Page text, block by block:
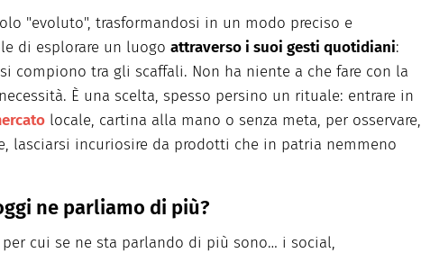
"evoluto", trasformandosi in un modo preciso e
di esplorare un luogo attraverso i suoi gesti quotidiani:
compiono tra gli scaffali. Non ha niente a che fare con la
È una scelta, spesso persino un rituale: entrare in
locale, cartina alla mano o senza meta, per osservare,
lasciarsi incuriosire da prodotti che in patria nemmeno
ne parliamo di più?
per cui se ne sta parlando di più sono… i social,